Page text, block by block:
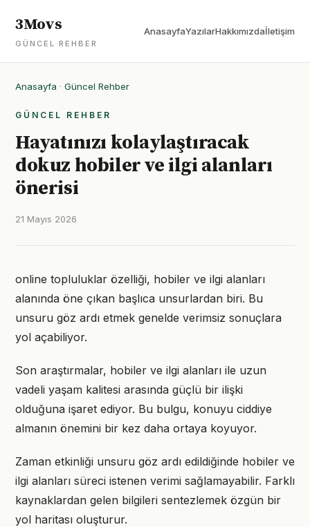
3Movs
GÜNCEL REHBER
AnasayfaYazılarHakkımızdaİletişim
Anasayfa · Güncel Rehber
GÜNCEL REHBER
Hayatınızı kolaylaştıracak
dokuz hobiler ve ilgi alanları
önerisi
21 Mayıs 2026
online topluluklar özelliği, hobiler ve ilgi alanları
alanında öne çıkan başlıca unsurlardan biri. Bu
unsuru göz ardı etmek genelde verimsiz sonuçlara
yol açabiliyor.
Son araştırmalar, hobiler ve ilgi alanları ile uzun
vadeli yaşam kalitesi arasında güçlü bir ilişki
olduğuna işaret ediyor. Bu bulgu, konuyu ciddiye
almanın önemini bir kez daha ortaya koyuyor.
Zaman etkinliği unsuru göz ardı edildiğinde hobiler ve
ilgi alanları süreci istenen verimi sağlamayabilir. Farklı
kaynaklardan gelen bilgileri sentezlemek özgün bir
yol haritası oluşturur.